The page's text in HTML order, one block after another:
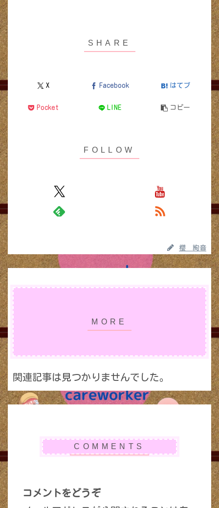
X Facebook はてブ
Pocket LINE コピー
櫻 絢音
関連記事は見つかりませんでした。
コメントをどうぞ